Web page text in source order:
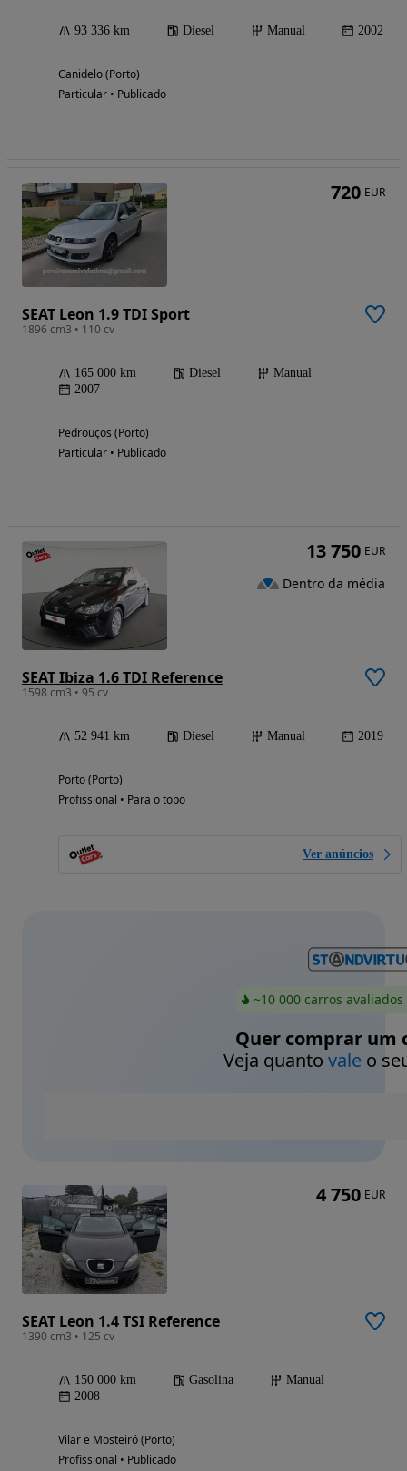
93 336 km Diesel Manual 2002
Canidelo (Porto)
Particular • Publicado
SEAT Leon 1.9 TDI Sport
1896 cm3 • 110 cv
165 000 km Diesel
Manual
2007
Pedrouços (Porto)
Particular • Publicado
720 EUR
SEAT Ibiza 1.6 TDI Reference
1598 cm3 • 95 cv
52 941 km Diesel Manual 2019
Porto (Porto)
Profissional • Para o topo
Ver anúncios
13 750 EUR
Dentro da média
~10 000 carros
Quer comprar um
Veja quanto valeo
SEAT Leon 1.4 TSI Reference
1390 cm3 • 125 cv
150 000 km Gasolina
Manual
2008
Vilar e Mosteiró (Porto)
Profissional • Publicado
4 750 EUR